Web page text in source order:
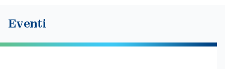
Eventi